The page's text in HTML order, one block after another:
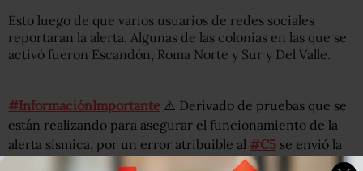
Esto luego de que varios usuarios de redes sociales
reportaran la alerta. Algunas de las colonias en las que se
activó fueron Escandón, Roma Norte y Sur y Del Valle.
#InformaciónImportante ⚠️ Derivado de pruebas que se
están realizando para asegurar el funcionamiento de la
alerta sísmica, por un error atribuible al #C5 se envió la
alerta sísmica a 900 postes. Lamentamos los